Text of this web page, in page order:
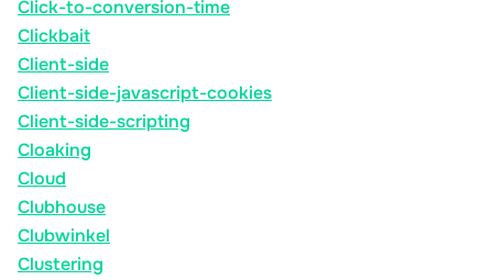
Click-to-conversion-time
Clickbait
Client-side
Client-side-javascript-cookies
Client-side-scripting
Cloaking
Cloud
Clubhouse
Clubwinkel
Clustering